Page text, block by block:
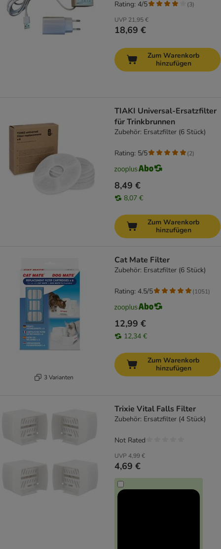
UVP 21,95 €
18,69 €
Rating: 4/5 (3)
Zum Warenkorb
hinzufügen
TIAKI Universal-Ersatzfilter
für Trinkbrunnen
Zubehör: Ersatzfilter (6 Stück)
8,49 €
8,07 €
Rating: 5/5 (2)
Zum Warenkorb
hinzufügen
3 Varianten
Cat Mate Filter
Zubehör: Ersatzfilter (6 Stück)
12,99 €
12,34 €
Rating: 4.5/5 (1051)
Zum Warenkorb
hinzufügen
Trixie Vital Falls Filter
Zubehör: Ersatzfilter (4 Stück)
UVP 4,99 €
4,69 €
Not Rated